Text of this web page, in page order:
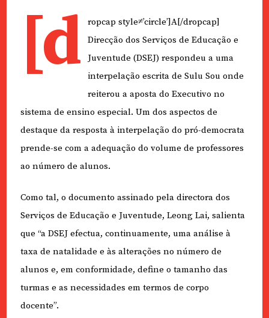
[d
ropcap style≠’circle’]A[/dropcap]
Direcção dos Serviços de Educação e
Juventude (DSEJ) respondeu a uma
interpelação escrita de Sulu Sou onde
reiterou a aposta do Executivo no
sistema de ensino especial. Um dos aspectos de
destaque da resposta à interpelação do pró-democrata
prende-se com a adequação do volume de professores
ao número de alunos.
Como tal, o documento assinado pela directora dos
Serviços de Educação e Juventude, Leong Lai, salienta
que “a DSEJ efectua, continuamente, uma análise à
taxa de natalidade e às alterações no número de
alunos e, em conformidade, define o tamanho das
turmas e as necessidades em termos de corpo
docente”.